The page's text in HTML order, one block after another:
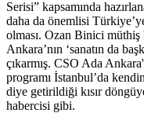
Serisi” kapsamında
daha da önemlisi
olması. Ozan Binici müthiş
Ankara’nın ‘sanatın da
çıkarmış. CSO Ada
programı İstanbul’da
diye getirildiği kısır
habercisi gibi.